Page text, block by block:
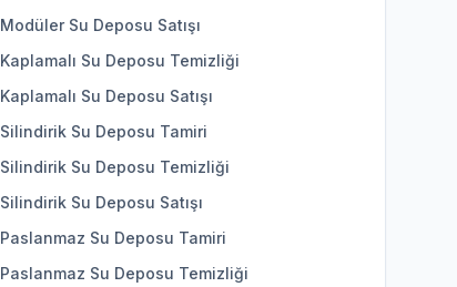
Modüler Su Deposu Satışı
Kaplamalı Su Deposu Temizliği
Kaplamalı Su Deposu Satışı
Silindirik Su Deposu Tamiri
Silindirik Su Deposu Temizliği
Silindirik Su Deposu Satışı
Paslanmaz Su Deposu Tamiri
Paslanmaz Su Deposu Temizliği